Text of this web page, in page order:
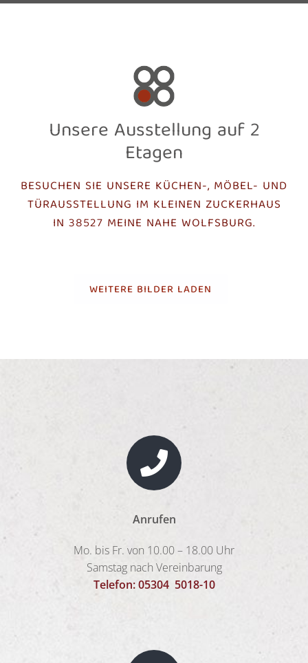
Unsere Ausstellung auf 2
Etagen
BESUCHEN SIE UNSERE KÜCHEN-, MÖBEL- UND
TÜRAUSSTELLUNG IM KLEINEN ZUCKERHAUS
IN 38527 MEINE NAHE WOLFSBURG.
WEITERE BILDER LADEN
Anrufen
Mo. bis Fr. von 10.00 – 18.00 Uhr
Samstag nach Vereinbarung
Telefon: 05304 5018-10